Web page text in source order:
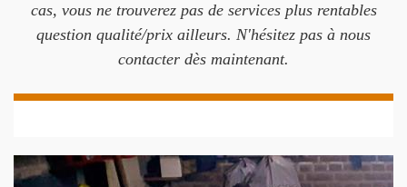
cas, vous ne trouverez pas de services plus rentables
question qualité/prix ailleurs. N'hésitez pas à nous
contacter dès maintenant.